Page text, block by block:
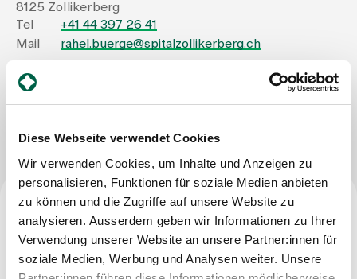
Diese Webseite verwendet Cookies
Wir verwenden Cookies, um Inhalte und Anzeigen zu
personalisieren, Funktionen für soziale Medien anbieten
zu können und die Zugriffe auf unsere Website zu
analysieren. Ausserdem geben wir Informationen zu Ihrer
Verwendung unserer Website an unsere Partner:innen für
soziale Medien, Werbung und Analysen weiter. Unsere
About us
Latest news
Jobs & Career
Contact us
Baby gallery
Blog
Media
Publications
8125 Zollikerberg
Tel
+41 44 397 26 41
Mail
rahel.buerge@spitalzollikerberg.ch
Profession
Certified midwife FH